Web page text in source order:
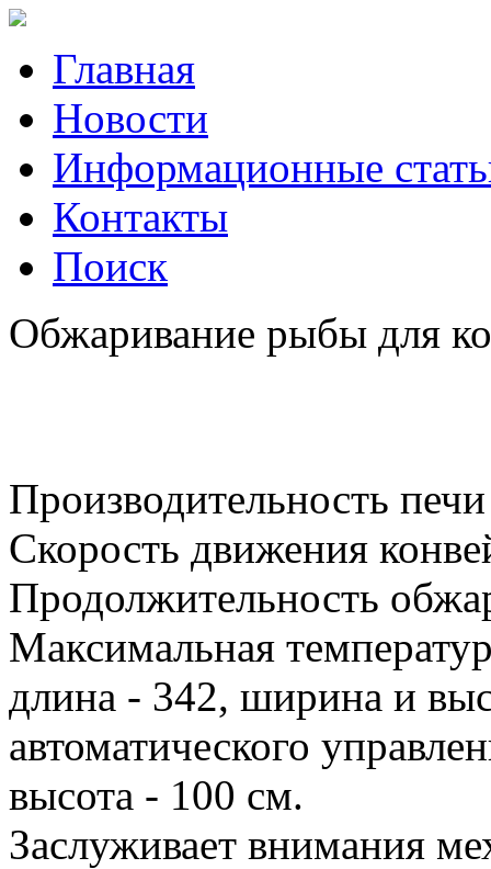
Главная
Новости
Информационные
Контакты
Поиск
Обжаривание рыбы для
Производительность
Скорость движения
Продолжительность
Максимальная
длина - 342, ширина и
автоматического
высота - 100 см.
Заслуживает внимания